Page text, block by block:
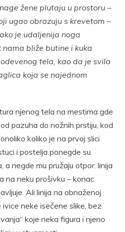
žene plutaju u prostoru –
ugao obrazuju s krevetom –
je udaljenija noga
bliže butine i kuka
tela, kao da je svila
koja se najednom
njenog tela na mestima gde
pazuha do nožnih prstiju, kod
koliko je na prvoj slici
i postelja ponegde su
a negde mu pružaju otpor: linija
na neku prošivku – konac
Ali linija na obnaženoj
neke isečene slike, bez
koje neka figura i njeno